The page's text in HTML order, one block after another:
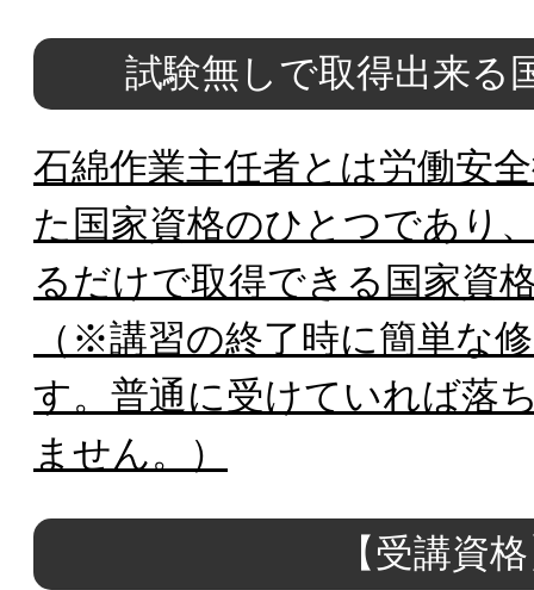
試験無しで取得出来る
石綿作業主任者とは労働安
た国家資格のひとつであり
るだけで取得できる国家資
（※講習の終了時に簡単な
す。普通に受けていれば落
ません。）
【受講資